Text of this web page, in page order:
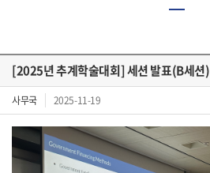
[2025년 추계학술대회] 세션 발표(B세션)
사무국 2025-11-19